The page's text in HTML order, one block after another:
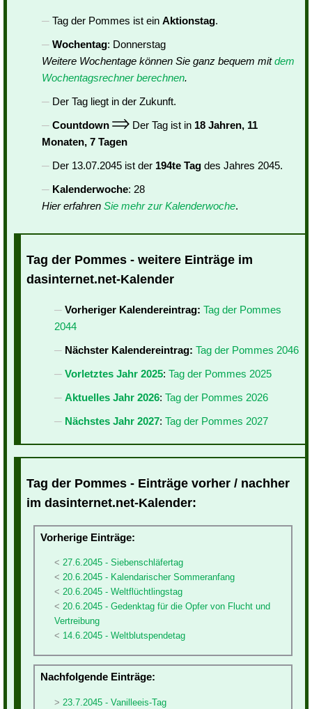
Tag der Pommes ist ein Aktionstag.
Wochentag: Donnerstag
Weitere Wochentage können Sie ganz bequem mitdem
Wochentagsrechner berechnen.
Der Tag liegt in der Zukunft.
Countdown
Der Tag ist in 18 Jahren, 11
Monaten, 7 Tagen
Der 13.07.2045 ist der 194te Tag des Jahres 2045.
Kalenderwoche: 28
Hier erfahren Sie mehr zur Kalenderwoche.
Tag der Pommes - weitere Einträge im
dasinternet.net-Kalender
Vorheriger Kalendereintrag: Tag der Pommes
2044
Nächster Kalendereintrag: Tag der Pommes 2046
Vorletztes Jahr 2025: Tag der Pommes 2025
Aktuelles Jahr 2026: Tag der Pommes 2026
Nächstes Jahr 2027: Tag der Pommes 2027
Tag der Pommes - Einträge vorher / nachher
im dasinternet.net-Kalender:
Vorherige Einträge:
27.6.2045 - Siebenschläfertag
20.6.2045 - Kalendarischer Sommeranfang
20.6.2045 - Weltflüchtlingstag
20.6.2045 - Gedenktag für die Opfer von Flucht und
Vertreibung
14.6.2045 - Weltblutspendetag
Nachfolgende Einträge:
23.7.2045 - Vanilleeis-Tag